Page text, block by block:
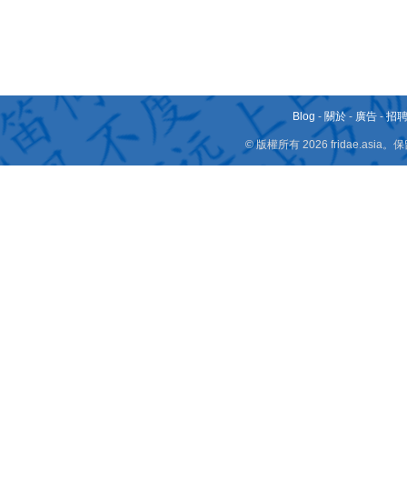
Blog - 關於 - 廣告 -招
© 版權所有 2026 fridae.asia。